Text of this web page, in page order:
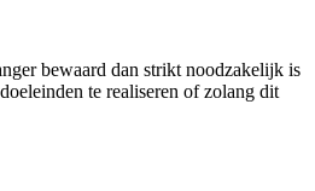
bewaard dan strikt noodzakelijk is
te realiseren of zolang dit